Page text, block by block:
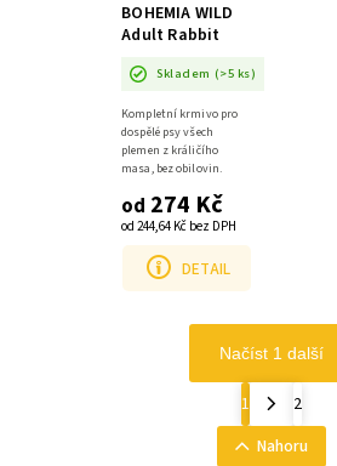
BOHEMIA WILD
Adult Rabbit
Skladem (>5 ks)
od 244,64 Kč bez DPH
od 274 Kč
DETAIL
Kompletní krmivo pro
dospělé psy všech
plemen z králičího
masa, bez obilovin.
Načíst 1 další
1
2
Nahoru